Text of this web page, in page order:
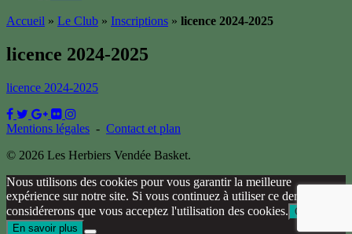
Accueil » Le Club » Inscriptions » licence 2024-2025
licence 2024-2025
licence 2024-2025
Mentions légales - Contact et plan
© 2026 Les Herbiers Vendée Basket.
Nous utilisons des cookies pour vous garantir la meilleure
expérience sur notre site. Si vous continuez à utiliser ce dernier, nous
considérerons que vous acceptez l'utilisation des cookies. Ok
En savoir plus